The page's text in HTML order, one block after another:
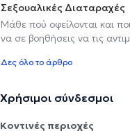
Σεξουαλικές Διαταραχές
Μάθε πού οφείλονται και
να σε βοηθήσεις να τις
Δες όλο το άρθρο
Χρήσιμοι σύνδεσμοι
Κοντινές περιοχές